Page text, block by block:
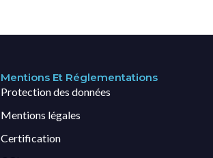
Mentions Et Réglementations
Protection des données
Mentions légales
Certification